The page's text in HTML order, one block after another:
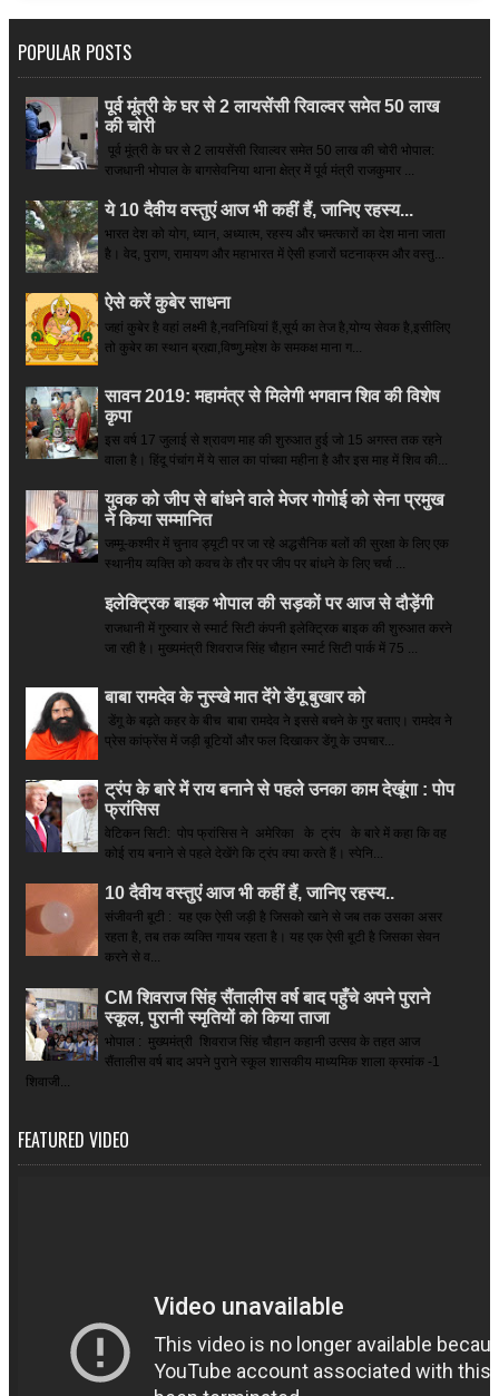
POPULAR POSTS
पूर्व मूंत्री के घर से 2 लायसेंसी रिवाल्वर समेत 50 लाख
की चोरी
पूर्व मूंत्री के घर से 2 लायसेंसी रिवाल्वर समेत 50 लाख की चोरी भोपाल:
राजधानी भोपाल के बागसेवनिया थाना क्षेत्र में पूर्व मंत्री राजकुमार ...
ये 10 दैवीय वस्तुएं आज भी कहीं हैं, जानिए रहस्य...
भारत देश को योग, ध्यान, अध्यात्म, रहस्य और चमत्कारों का देश माना जाता
है। वेद, पुराण, रामायण और महाभारत में ऐसी हजारों घटनाक्रम और वस्तु...
ऐसे करें कुबेर साधना
जहां कुबेर है­ वहां लक्ष्मी है,नवनिधियां हैं,सूर्य का तेज है,योग्य सेवक है,इसीलिए
तो कुबेर का स्थान ब्रह्मा,विष्णु,महेश के समकक्ष माना ग...
सावन 2019: महामंत्र से मिलेगी भगवान शिव की विशेष
कृपा
इस वर्ष 17 जुलाई से श्रावण माह की शुरुआत हुई जो 15 अगस्त तक रहने
वाला है। हिंदू पंचांग में ये साल का पांचवा महीना है और इस माह में शिव की...
युवक को जीप से बांधने वाले मेजर गोगोई को सेना प्रमुख
ने किया सम्‍मानित
जम्मू-कश्मीर में चुनाव ड्यूटी पर जा रहे अद्धसैनिक बलों की सुरक्षा के लिए एक
स्थानीय व्यक्ति को कवच के तौर पर जीप पर बांधने के लिए चर्चा ...
इलेक्ट्रिक बाइक भोपाल की सड़कों पर आज से दौड़ेंगी
राजधानी में गुरुवार से स्मार्ट सिटी कंपनी इलेक्ट्रिक बाइक की शुरुआत करने
जा रही है। मुख्यमंत्री शिवराज सिंह चौहान स्मार्ट सिटी पार्क में 75 ...
बाबा रामदेव के नुस्खे मात देंगे डेंगू बुखार को
डेंगू के बढ़ते कहर के बीच बाबा रामदेव ने इससे बचने के गुर बताए। रामदेव ने
प्रेस कांफ्रेंस में जड़ी बूटियों और फल दिखाकर डेंगू के उपचार...
ट्रंप के बारे में राय बनाने से पहले उनका काम देखूंगा : पोप
फ्रांसिस
वेटिकन सिटी: पोप फ्रांसिस ने अमेरिका के ट्रंप के बारे में कहा कि वह
कोई राय बनाने से पहले देखेंगे कि ट्रंप क्या करते हैं। स्पेनि...
10 दैवीय वस्तुएं आज भी कहीं हैं, जानिए रहस्य..
संजीवनी बूटी : यह एक ऐसी जड़ी है जिसको खाने से जब तक उसका असर
रहता है, तब तक व्यक्ति गायब रहता है। यह एक ऐसी बूटी है जिसका सेवन
करने से व...
CM शिवराज सिंह सैंतालीस वर्ष बाद पहुँचे अपने पुराने
स्कूल, पुरानी स्मृतियों को किया ताजा
भोपाल : मुख्यमंत्री शिवराज सिंह चौहान कहानी उत्सव के तहत आज
सैंतालीस वर्ष बाद अपने पुराने स्कूल शासकीय माध्यमिक शाला क्रमांक -1
शिवाजी...
FEATURED VIDEO